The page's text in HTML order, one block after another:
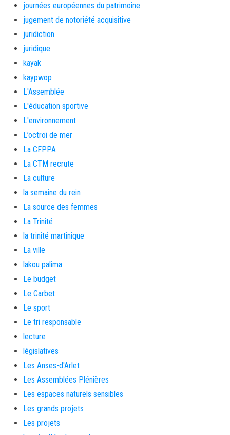
journées européennes du patrimoine
jugement de notoriété acquisitive
juridiction
juridique
kayak
kaypwop
L'Assemblée
L'éducation sportive
L'environnement
L’octroi de mer
La CFPPA
La CTM recrute
La culture
la semaine du rein
La source des femmes
La Trinité
la trinité martinique
La ville
lakou palima
Le budget
Le Carbet
Le sport
Le tri responsable
lecture
législatives
Les Anses-d'Arlet
Les Assemblées Plénières
Les espaces naturels sensibles
Les grands projets
Les projets